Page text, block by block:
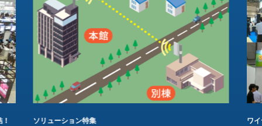
ソリューション特集 ワ